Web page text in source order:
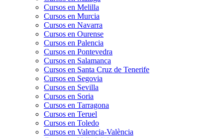
Cursos en Melilla
Cursos en Murcia
Cursos en Navarra
Cursos en Ourense
Cursos en Palencia
Cursos en Pontevedra
Cursos en Salamanca
Cursos en Santa Cruz de Tenerife
Cursos en Segovia
Cursos en Sevilla
Cursos en Soria
Cursos en Tarragona
Cursos en Teruel
Cursos en Toledo
Cursos en Valencia-València